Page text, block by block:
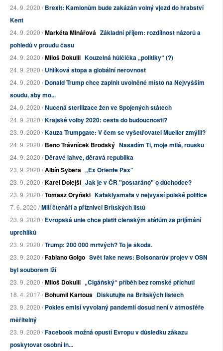
24. 9. 2020 /Brexit: Kamionům bude zakázán volný vjezd do hrabství
Kent
24. 9. 2020 /Markéta Minářová Základní příjem: rozdílnost názorů a
pohledů v proudu času
24. 9. 2020 /Miloš Dokulil Kouzelná hůlčička „politiky“ (?)
24. 9. 2020 /Uhlíková stopa a globální nerovnost
24. 9. 2020 /Donald Trump chce zaplnit uvolněné místo na Nejvyšším
soudu, aby mo...
24. 9. 2020 /Nucená sterilizace žen ve Spojených státech
24. 9. 2020 /Krajské volby 2020: cesta do budoucnosti?
23. 9. 2020 /Kauza Trumpgate: V čem se vyšetřovatel Mueller zmýlil?
24. 9. 2020 /Beno Trávníček Brodský Nasadím Ti, moje milá, roušku
24. 9. 2020 /Děravé lahve, děravá republika
23. 9. 2020 /Albín Sybera „Ex Oriente Pax“
23. 9. 2020 /Karel Dolejší Jak je v ČR "postaráno" o důchodce?
23. 9. 2020 /Tomasz Oryński Kataklysmata v nejvyšší polské politice
7. 6. 2020 /Milí čtenáři a příznivci Britských listů
23. 9. 2020 /Evropská unie chce platit členským státům za přijímání
uprchlíků
23. 9. 2020 /Trump: 200 000 mrtvých? To je škoda.
23. 9. 2020 /Fabiano Golgo Svět fake news: Bolsonarův projev v OSN
byl souborem lží
23. 9. 2020 /Miloš Dokulil „Cigáňský“ příběh bez romské příchuti
18. 4. 2017 /Bohumil Kartous Diskutujte na Britských listech
23. 9. 2020 /Pokles emisí vyvolaný pandemií dosud není v atmosféře
měřitelný
23. 9. 2020 /Facebook možná opustí Evropu v důsledku zákazu
poskytovat osobní in...